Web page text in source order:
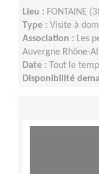
Lieu : FONTAINE
Type : Visite à
Association : Les
Auvergne Rhône-
Date : Tout le
Disponibilité